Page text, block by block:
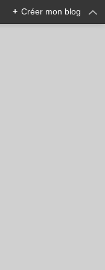
+ Créer mon blog